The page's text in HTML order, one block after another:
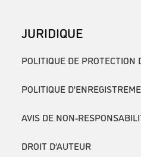
JURIDIQUE
POLITIQUE DE PROTECTION
POLITIQUE
AVIS DE NON-
DROIT D’AUTEUR